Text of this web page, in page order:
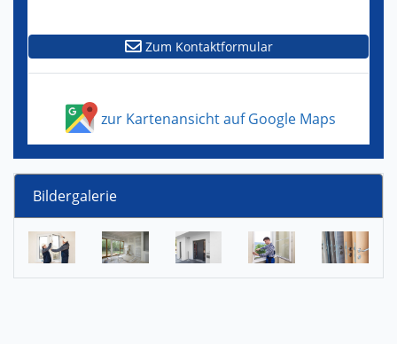
Zum Kontaktformular
zur Kartenansicht auf Google Maps
Bildergalerie